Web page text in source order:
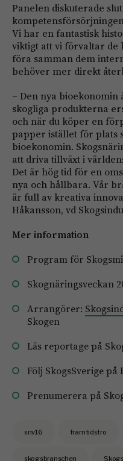
Panelen diskuterade
Vi har en fantastisk
viktigt att vi förvaltar de
föra samman dem
behöver mer direkt
– Den nya bioekonomin
skogliga produkterna
och när du köper en
papper istället för plats
bioekonomin.
att driva tillväxt i
Det är hög tid för en
nya och hållbara. Vår
är full av kreativa
Håkansson, vd
Mer information
Program för
Skognäringsveckan
Arrangörer:
Skogen
Läs reportage på
Följ SkogsSverige på
Prenumerera på
snv16 framtidstro
skogsbranschen